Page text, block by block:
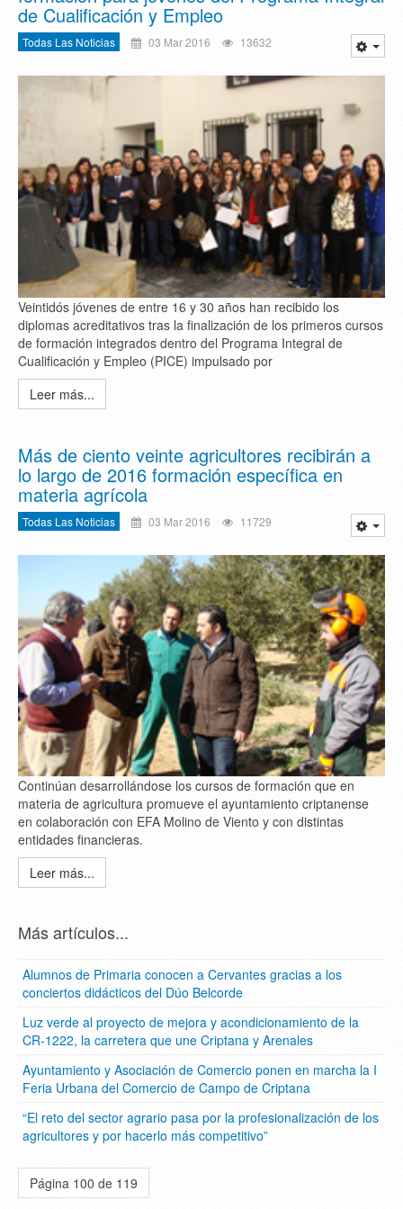
de Cualificación y Empleo
Todas Las Noticias 03 Mar 2016 13632
Veintidós jóvenes de entre 16 y 30 años han recibido los
diplomas acreditativos tras la finalización de los primeros cursos
de formación integrados dentro del Programa Integral de
Cualificación y Empleo (PICE) impulsado por
Leer más...
Más de ciento veinte agricultores recibirán a
lo largo de 2016 formación específica en
materia agrícola
Todas Las Noticias 03 Mar 2016 11729
Continúan desarrollándose los cursos de formación que en
materia de agricultura promueve el ayuntamiento criptanense
en colaboración con EFA Molino de Viento y con distintas
entidades financieras.
Leer más...
Más artículos...
Alumnos de Primaria conocen a Cervantes gracias a los
conciertos didácticos del Dúo Belcorde
Luz verde al proyecto de mejora y acondicionamiento de la
CR-1222, la carretera que une Criptana y Arenales
Ayuntamiento y Asociación de Comercio ponen en marcha la I
Feria Urbana del Comercio de Campo de Criptana
“El reto del sector agrario pasa por la profesionalización de los
agricultores y por hacerlo más competitivo”
Página 100 de 119